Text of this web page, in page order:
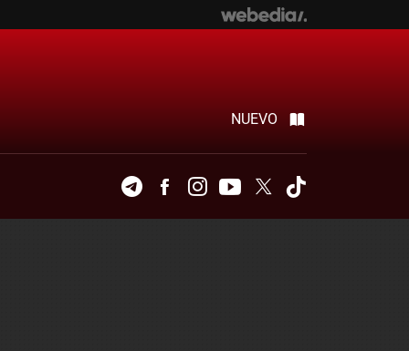
NUEVO
TelegramFacebookInstagramYoutubeTwitter